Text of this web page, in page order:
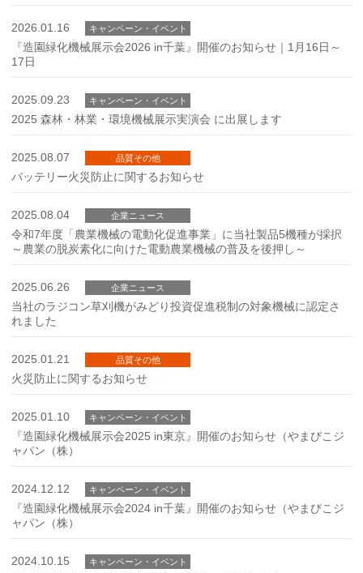
2026.01.16 キャンペーン・イベント
『造園緑化機械展示会2026 in千葉』開催のお知らせ｜1月16日～
17日
2025.09.23 キャンペーン・イベント
2025 森林・林業・環境機械展示実演会 に出展します
2025.08.07 品質その他
バッテリー火災防止に関するお知らせ
2025.08.04 企業ニュース
令和7年度「農業機械の電動化促進事業」に当社製品5機種が採択
～農業の脱炭素化に向けた電動農業機械の普及を後押し～
2025.06.26 企業ニュース
当社のラジコン草刈機がみどり投資促進税制の対象機械に認定さ
れました
2025.01.21 品質その他
火災防止に関するお知らせ
2025.01.10 キャンペーン・イベント
『造園緑化機械展示会2025 in東京』開催のお知らせ（やまびこジ
ャパン（株）
2024.12.12 キャンペーン・イベント
『造園緑化機械展示会2024 in千葉』開催のお知らせ（やまびこジ
ャパン（株）
2024.10.15 キャンペーン・イベント